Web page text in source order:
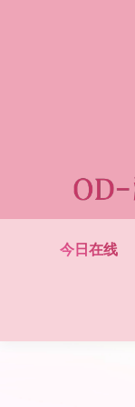
今日在线